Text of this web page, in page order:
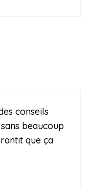
conseils
beaucoup
que ça